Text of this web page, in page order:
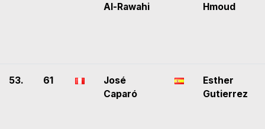
Al-Rawahi
Hmoud
53. 61
José
Caparó
Esther
Gutierrez